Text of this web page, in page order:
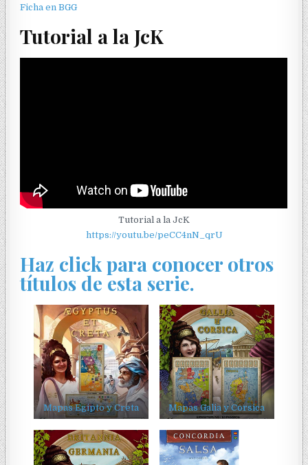
Ficha en BGG
Tutorial a la JcK
Tutorial a la JcK
https://youtu.be/peCC4nN_qrU
Haz click para conocer otros
títulos de esta serie.
Mapas Egipto y Creta Mapas Galia y Corsica